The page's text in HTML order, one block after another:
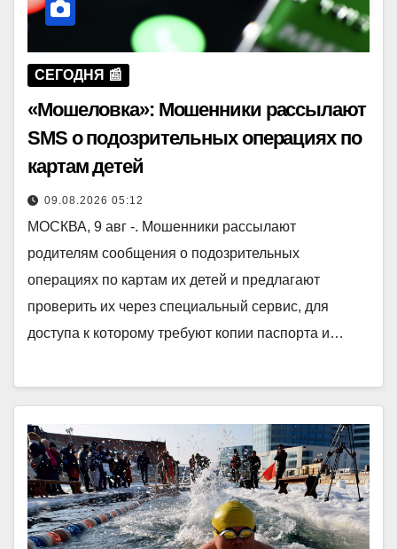
СЕГОДНЯ 📰
«Мошеловка»: Мошенники рассылают
SMS о подозрительных операциях по
картам детей
09.08.2026 05:12
МОСКВА, 9 авг -. Мошенники рассылают
родителям сообщения о подозрительных
операциях по картам их детей и предлагают
проверить их через специальный сервис, для
доступа к которому требуют копии паспорта и…